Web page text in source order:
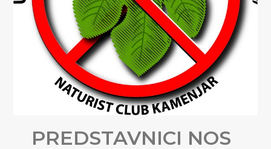
PREDSTAVNICI NOS